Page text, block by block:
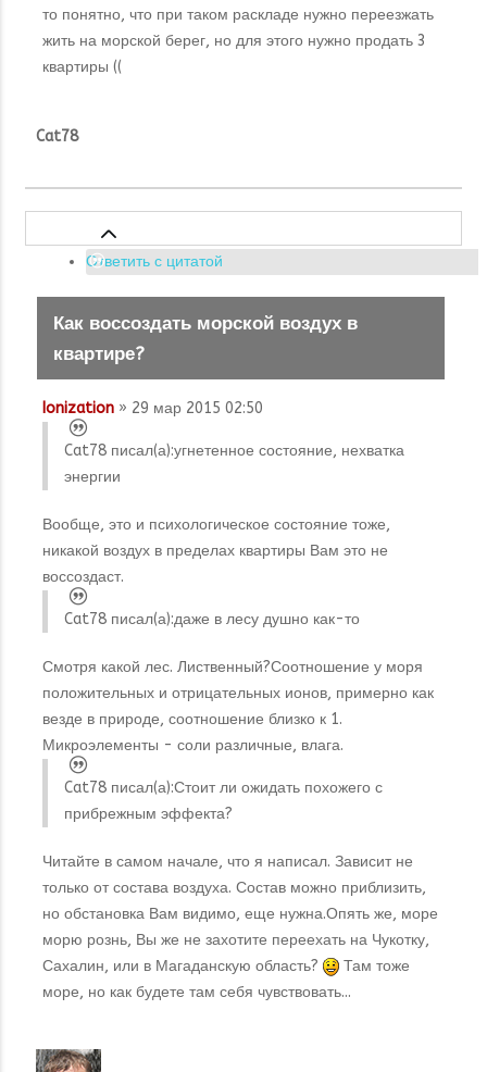
то понятно, что при таком раскладе нужно переезжать
жить на морской берег, но для этого нужно продать 3
квартиры ((
Cat78
Ответить с цитатой
Как воссоздать морской воздух в
квартире?
Ionization » 29 мар 2015 02:50
Cat78 писал(а):угнетенное состояние, нехватка
энергии
Вообще, это и психологическое состояние тоже,
никакой воздух в пределах квартиры Вам это не
воссоздаст.
Cat78 писал(а):даже в лесу душно как-то
Смотря какой лес. Лиственный?Соотношение у моря
положительных и отрицательных ионов, примерно как
везде в природе, соотношение близко к 1.
Микроэлементы - соли различные, влага.
Cat78 писал(а):Стоит ли ожидать похожего с
прибрежным эффекта?
Читайте в самом начале, что я написал. Зависит не
только от состава воздуха. Состав можно приблизить,
но обстановка Вам видимо, еще нужна.Опять же, море
морю рознь, Вы же не захотите переехать на Чукотку,
Сахалин, или в Магаданскую область?
Там тоже
море, но как будете там себя чувствовать...